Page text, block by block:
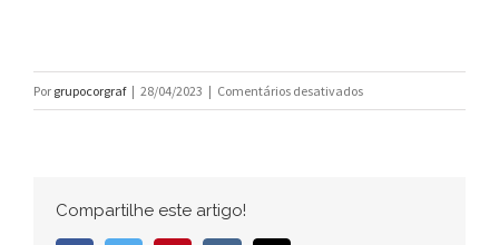
Por grupocorgraf | 28/04/2023 | Comentários desativadosem
corgraf_LOGO_270px
Compartilhe este artigo!